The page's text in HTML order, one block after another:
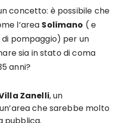
concetto: è possibile che
l’area Solimano ( e
pompaggio) per un
sia in stato di coma
anni?
Zanelli, un
che sarebbe molto